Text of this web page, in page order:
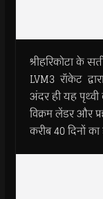
श्रीहरिकोटा के
LVM3 रॉकेट
अंदर ही यह पृथ्वी
विक्रम लेंडर और
करीब 40 दिनों का